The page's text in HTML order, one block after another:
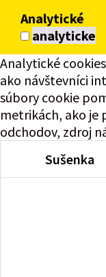
Analytické
analyticke
Analytické
ako návštevníci
súbory cookie
metrikách, ako je
odchodov, zdroj
Sušenka